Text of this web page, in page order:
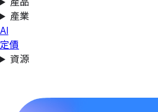
產品
產業
AI
定價
資源